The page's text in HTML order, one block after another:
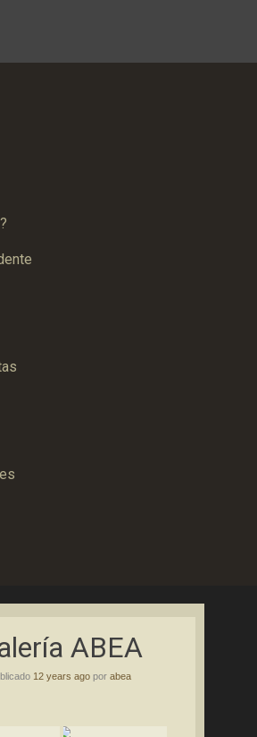
ABEA
12 years agopor abea